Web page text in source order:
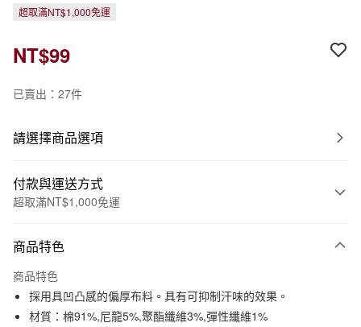
超取滿NT$1,000免運
NT$99
已賣出：27件
請選擇商品選項
付款與運送方式
超取滿NT$1,000免運
信用卡一次付款
信用卡分期付款
3 期 0 利率 每期NT$33
商品特色
商品特色
採用具凹凸感的偏厚布料。具有可抑制汗味的效果。
材質：棉91%,尼龍5%,聚酯纖維3%,彈性纖維1%